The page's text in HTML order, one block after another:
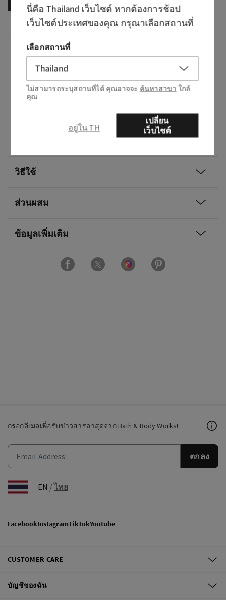
กลิ่น
กลิ่นหอมอย่างไร: ดื่มด่ำความหอมของชาชง
ใหม่ๆ
โน้ต: ชาสด มะนาว และสมุนไพร
วิธีใช้
ส่วนผสม
ข้อมูลเพิ่มเติม
กรอกอีเมลเพื่อรับข่าวสารล่าสุดจาก Bath & Body Works!
ตกลง
EN /ไทย
FacebookInstagramTikTokYoutube
CUSTOMER CARE
บัญชีของฉัน
นี่คือ Thailand เว็บไซต์ หากต้องการช้อป
เว็บไซต์ประเทศของคุณ กรุณาเลือกสถานที่
เลือกสถานที่
ไม่สามารถระบุสถานที่ได้ คุณอาจจะ ค้นหาสาขา ใกล้
คุณ
อยู่ใน TH
เปลี่ยน
เว็บไซต์